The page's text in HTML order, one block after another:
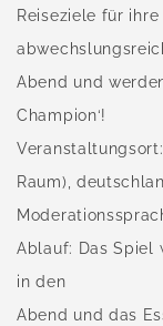
Reiseziele für
Abend und
Champion‘!
Raum),
Ablauf: Das Spiel
in den
Abend und das